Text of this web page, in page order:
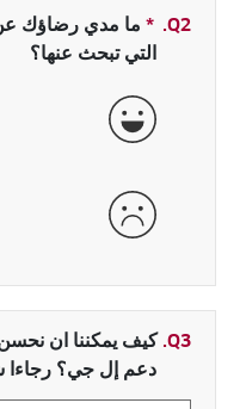
Q2.
* حقل مطلوب
ما مدي رضاؤك عن
التي تبحث عنها؟
جيدة جداً
سيئة
Q3. كيف يمكننا ان
دعم إل جي؟ رجاءا